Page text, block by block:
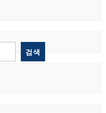
검색